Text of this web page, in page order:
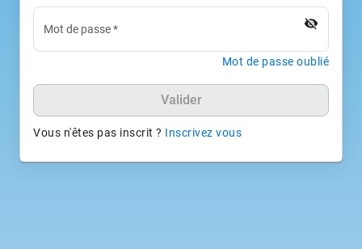
Mot de passe* visibility_off
Mot de passe oublié
Valider
Vous n'êtes pas inscrit ? Inscrivez vous